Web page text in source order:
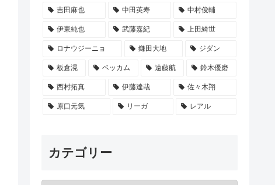
吉田麻也 中田英寿 中村俊輔
伊東純也 武藤嘉紀 上田綺世
ロナウジーニョ 鎌田大地 ジダン
板倉滉 ベッカム 遠藤航 鈴木優磨
西村拓真 伊藤達哉 佐々木翔
原口元気 リーガ レアル
カテゴリー